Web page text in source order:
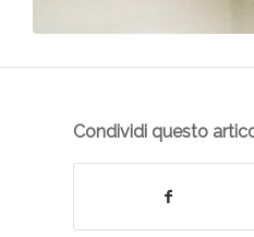
Condividi questo